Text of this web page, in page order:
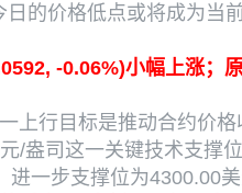
的价格低点或将成为当
-0.06%)小幅上涨；
上行目标是推动合约价
/盎司这一关键技术支
一步支撑位为4300.00美